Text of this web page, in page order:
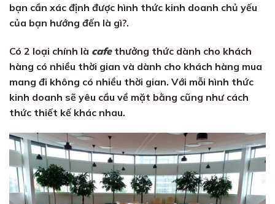
bạn cần xác định được hình thức kinh doanh chủ yếu
của bạn hướng đến là gì?.
Có 2 loại chính là cafethưởng thức dành cho khách
hàng có nhiều thời gian và dành cho khách hàng mua
mang đi không có nhiều thời gian. Với mỗi hình thức
kinh doanh sẽ yêu cầu về mặt bằng cũng như cách
thức thiết kế khác nhau.